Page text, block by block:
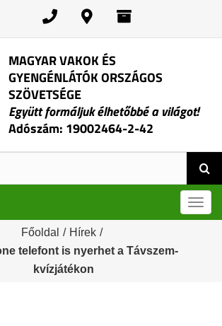
MAGYAR VAKOK ÉS
GYENGÉNLÁTÓK ORSZÁGOS
SZÖVETSÉGE
Együtt formáljuk élhetőbbé a világot!
Adószám: 19002464-2-42
Főoldal / Hírek /
telefont is nyerhet a Távszem-
kvízjátékon